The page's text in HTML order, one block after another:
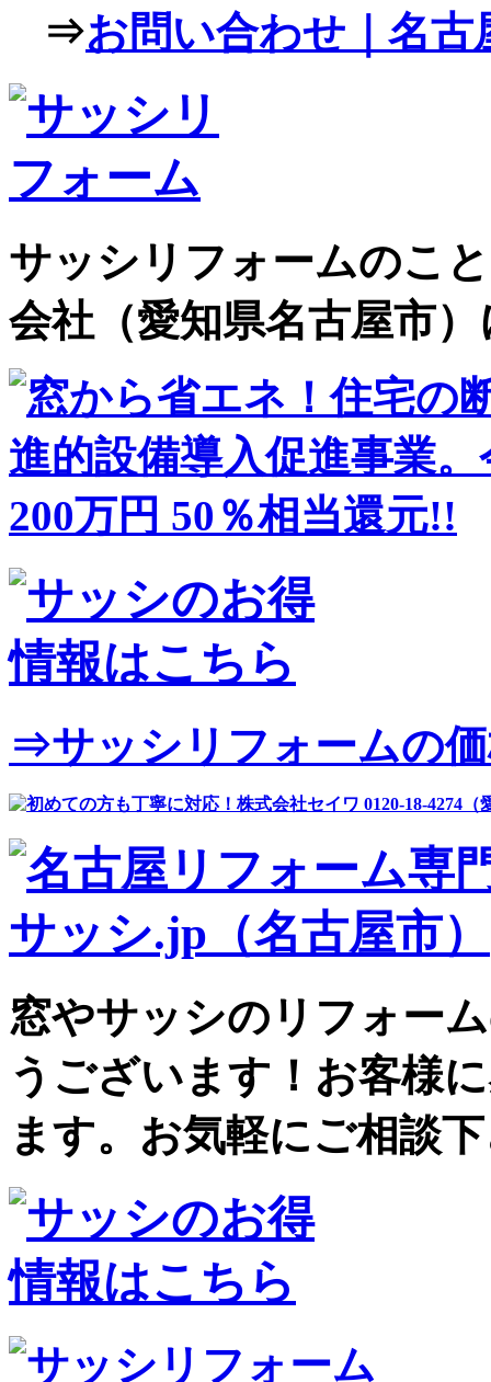
⇒お問い合わせ｜名
サッシリフォームのこ
会社（愛知県名古屋市
⇒サッシリフォームの
窓やサッシのリフォー
うございます！お客様
ます。お気軽にご相談